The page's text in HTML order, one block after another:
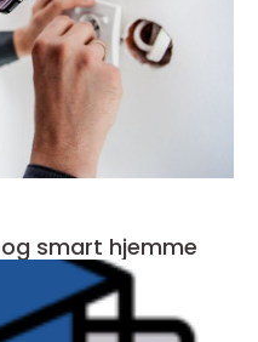
smart hjemme